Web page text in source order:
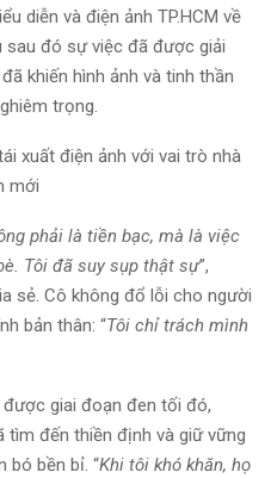
diễn và điện ảnh TP.HCM về
sau đó sự việc đã được giải
khiến hình ảnh và tinh thần
trọng.
phải là tiền bạc, mà là việc
Tôi đã suy sụp thật sự”,
sẻ. Cô không đổ lỗi cho người
bản thân: “Tôi chỉ trách mình
giai đoạn đen tối đó,
đến thiền định và giữ vững
bó bền bỉ. “Khi tôi khó khăn, họ